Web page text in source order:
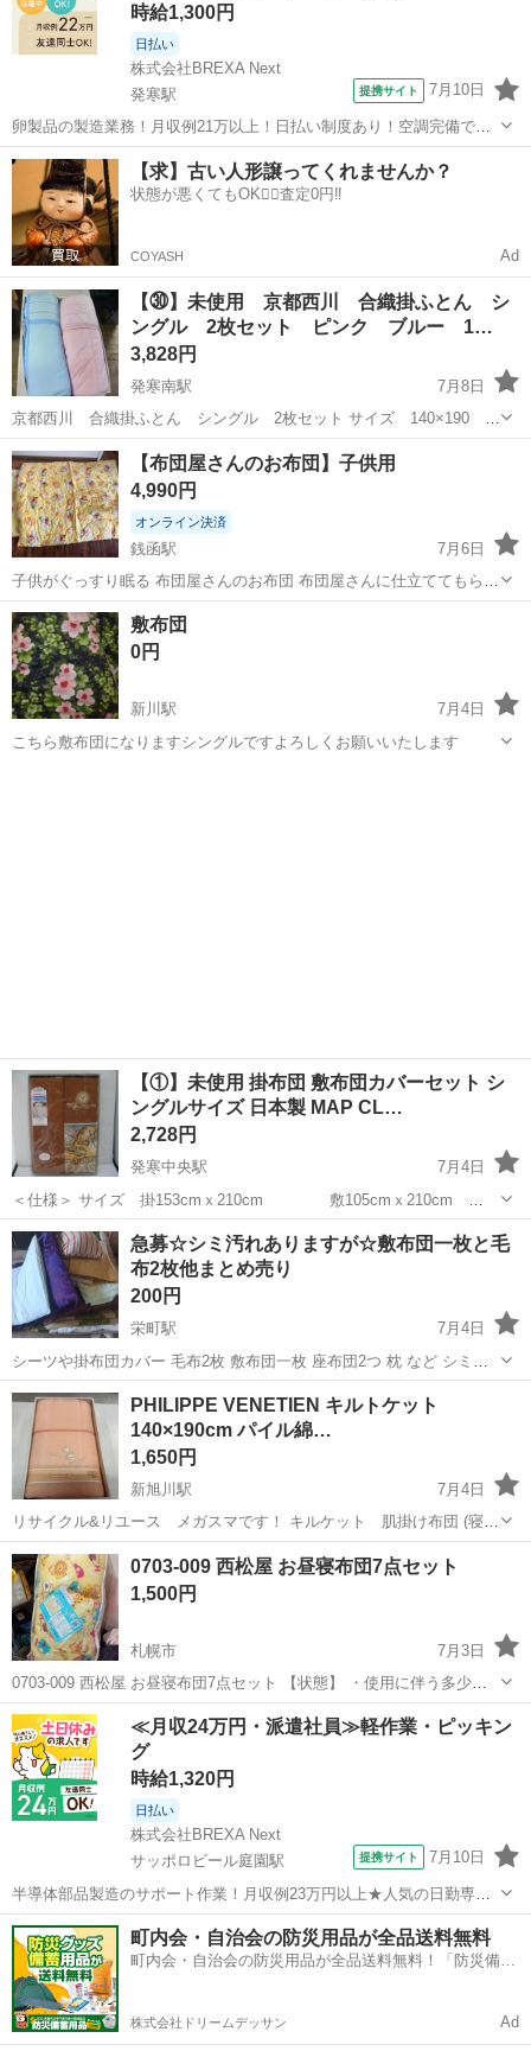
時給1,300円
日払い
株式会社BREXA Next
発寒駅
提携サイト 7月10日
卵製品の製造業務！月収例21万以上！日払い制度あり！空調完備で快
適作業★20代～50代までの男女活躍中！作業着無償貸与★マイカー通
勤OK＆無料駐車場完備！《北海道札幌市》 人気の工場のお仕事 ◇卵
製品の製造業務◇ 作業内...
北海道 札幌市 発寒駅 その他
【求】古い人形譲ってくれませんか？
状態が悪くてもOK🙆‍♀️査定0円‼️
COYASH Ad
【㉚】未使用 京都西川 合織掛ふとん シ
ングル 2枚セット ピンク ブルー 1…
3,828円
発寒南駅
7月8日
京都西川 合織掛ふとん シングル 2枚セット サイズ 140×190 ｃ
ｍ ＜状態＞ 未使用保管品です。 ★店頭展示品のですのでご来店いた
だくと実物をご覧にいただけます。★ ★各社クレジット...
北海道 札幌市 発寒南駅 寝具 西川
【布団屋さんのお布団】子供用
4,990円
オンライン決済
銭函駅
7月6日
子供がぐっすり眠る 布団屋さんのお布団 布団屋さんに仕立ててもらっ
た 布団屋さんのお布団。 出産前に用意したものの ほぼ使用しなかっ
たので、出品いたします。 汚れなく綺麗です たて125cm よこ85cm オ
ーダーして...
北海道 小樽市 銭函駅
敷布団
0円
新川駅
7月4日
こちら敷布団になりますシングルですよろしくお願いいたします
【①】未使用 掛布団 敷布団カバーセット シ
ングルサイズ 日本製 MAP CL…
2,728円
発寒中央駅
7月4日
＜仕様＞ サイズ 掛153cmｘ210cm 敷105cmｘ210cm
綿100％ ＜状態＞ 未使用品です。 ★各社クレジ
ットカード、電子マネー、PayPay...
北海道 札幌市 発寒中央駅 寝具
急募☆シミ汚れありますが☆敷布団一枚と毛
布2枚他まとめ売り
200円
栄町駅
7月4日
シーツや掛布団カバー 毛布2枚 敷布団一枚 座布団2つ 枕 など シミ汚
れありますので状態を十分ご理解のうえご連絡よろしくお願いしま
す。
北海道 札幌市 敷布団
PHILIPPE VENETIEN キルトケット
140×190cm パイル綿…
1,650円
新旭川駅
7月4日
リサイクル&リユース メガスマです！ キルケット 肌掛け布団 (寝
具) 140×190cm になります。 長期保管品になります。 お使いになり
たい方いらっしゃいませんか？ 此方の商品は、店頭販売となっており
ます。 現...
北海道 旭川市 新旭川駅 寝具 リユース
0703-009 西松屋 お昼寝布団7点セット
1,500円
札幌市
7月3日
0703-009 西松屋 お昼寝布団7点セット 【状態】 ・使用に伴う多少の
スレ、キズ、落としきれない汚れなどございます ・詳細は現地でご確
認ください ・お値引きは出来かねますのでご了承願います ※中古品...
北海道 札幌市 寝具 現地
≪月収24万円・派遣社員≫軽作業・ピッキン
グ
時給1,320円
日払い
株式会社BREXA Next
サッポロビール庭園駅
提携サイト 7月10日
半導体部品製造のサポート作業！月収例23万円以上★人気の日勤専属
★20～40代の男性活躍中！空調完備なので1年中快適作業◎マイカー通
勤OK＆無料駐車場あり★作業着無償貸与◎《北海道恵庭市》 人気の
工場のお仕事 ◇半導体部品...
北海道 恵庭市 サッポロビール庭園駅 その他
町内会・自治会の防災用品が全品送料無料
町内会・自治会の防災用品が全品送料無料！「防災備蓄
株式会社ドリームデッサン Ad